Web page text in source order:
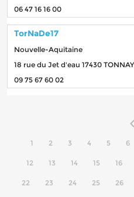
06 47 16 16 00
TorNaDe17
Nouvelle-Aquitaine
18 rue du Jet d'eau 17430
09 75 67 60 02
1 2 3 4 5 6
12 13 14 15 16
22 23 24 25 26